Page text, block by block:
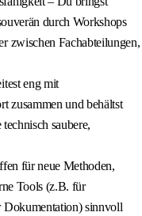
durch Workshops
zwischen Fachabteilungen,
eng mit
zusammen und behältst
saubere,
für neue Methoden,
Tools (z.B. für
Dokumentation) sinnvoll